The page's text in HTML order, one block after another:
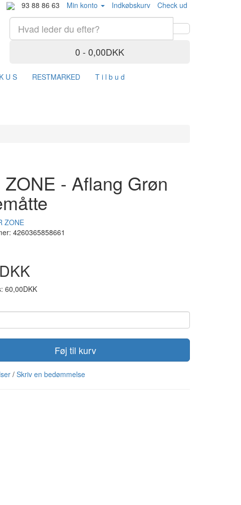
93 88 86 63 Min konto Indkøbskurv Check ud
0 - 0,00DKK
U S RESTMARKED T i l b u d
ZONE - Aflang Grøn
ZONE
4260365858661
60,00DKK
Føj til kurv
/ Skriv en bedømmelse